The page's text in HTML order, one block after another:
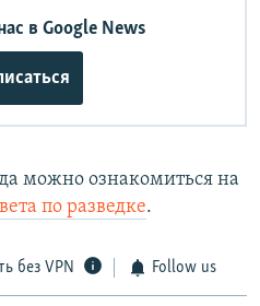
в Google News
можно ознакомиться на
по разведке.
без VPN Follow us